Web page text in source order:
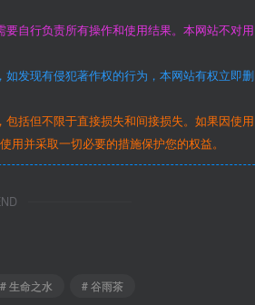
自行负责所有操作和使用结果。本网站不对用
发现有侵犯著作权的行为，本网站有权立即删
括但不限于直接损失和间接损失。如果因使用
并采取一切必要的措施保护您的权益。
# 生命之水 # 谷雨茶